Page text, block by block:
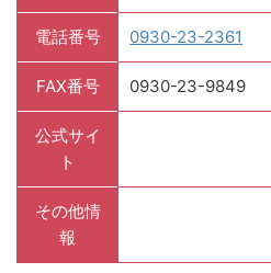
電話番号 0930-23-2361
FAX番号 0930-23-9849
公式サイ
ト
その他情
報